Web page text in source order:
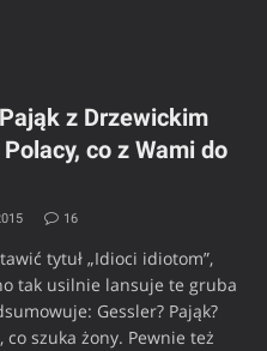
z Drzewickim
co z Wami do
16
tytuł „Idioci idiotom”,
tak usilnie lansuje te gruba
Gessler? Pająk?
szuka żony. Pewnie też